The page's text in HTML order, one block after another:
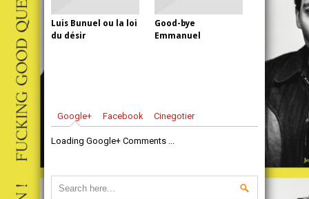
Luis Bunuel ou la loi
du désir
Good-bye
Emmanuel
Google+ Facebook Cinegotier
Loading Google+ Comments ...